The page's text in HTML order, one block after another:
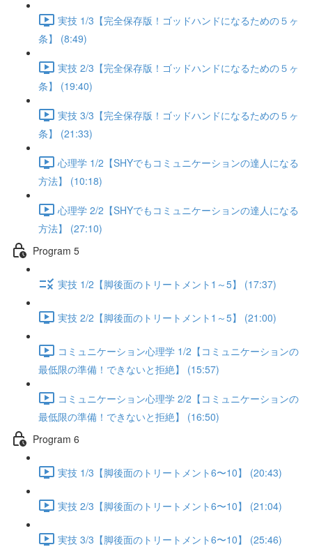
実技 1/3【完全保存版！ゴッドハンドになるための５ヶ
条】 (8:49)
実技 2/3【完全保存版！ゴッドハンドになるための５ヶ
条】 (19:40)
実技 3/3【完全保存版！ゴッドハンドになるための５ヶ
条】 (21:33)
心理学 1/2【SHYでもコミュニケーションの達人になる
方法】 (10:18)
心理学 2/2【SHYでもコミュニケーションの達人になる
方法】 (27:10)
Program 5
実技 1/2【脚後面のトリートメント1～5】 (17:37)
実技 2/2【脚後面のトリートメント1～5】 (21:00)
コミュニケーション心理学 1/2【コミュニケーションの
最低限の準備！できないと拒絶】 (15:57)
コミュニケーション心理学 2/2【コミュニケーションの
最低限の準備！できないと拒絶】 (16:50)
Program 6
実技 1/3【脚後面のトリートメント6〜10】 (20:43)
実技 2/3【脚後面のトリートメント6〜10】 (21:04)
実技 3/3【脚後面のトリートメント6〜10】 (25:46)